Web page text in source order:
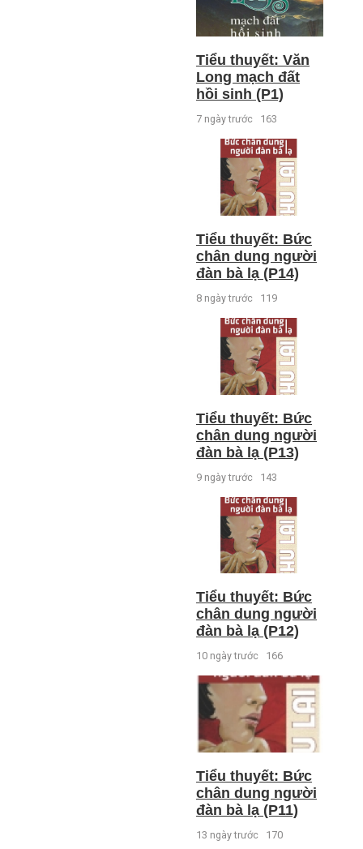
Tiểu thuyết: Văn
Long mạch đất
hồi sinh (P1)
7 ngày trước 163
Tiểu thuyết: Bức
chân dung người
đàn bà lạ (P14)
8 ngày trước 119
Tiểu thuyết: Bức
chân dung người
đàn bà lạ (P13)
9 ngày trước 143
Tiểu thuyết: Bức
chân dung người
đàn bà lạ (P12)
10 ngày trước 166
Tiểu thuyết: Bức
chân dung người
đàn bà lạ (P11)
13 ngày trước 170